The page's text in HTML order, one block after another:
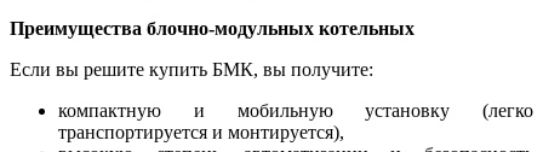
Преимущества блочно-модульных котельных
Если вы решите купить БМК, вы получите:
компактную и мобильную установку (легко
транспортируется и монтируется),